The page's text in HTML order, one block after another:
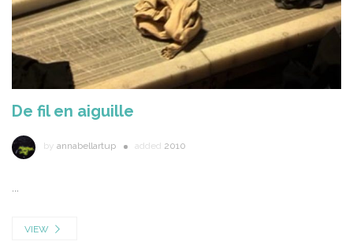
De fil en aiguille
by annabellartup added 2010
...
VIEW